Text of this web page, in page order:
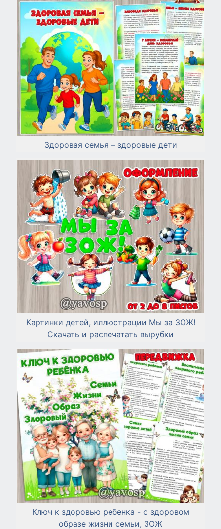
Здоровая семья – здоровые дети
Картинки детей, иллюстрации Мы за ЗОЖ!
Скачать и распечатать вырубки
Ключ к здоровью ребенка - о здоровом
образе жизни семьи, ЗОЖ